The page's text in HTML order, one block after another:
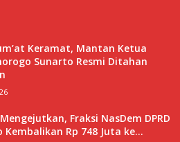
Keramat, Mantan Ketua
Sunarto Resmi Ditahan
Fraksi NasDem DPRD
Kembalikan Rp 748 Juta ke...